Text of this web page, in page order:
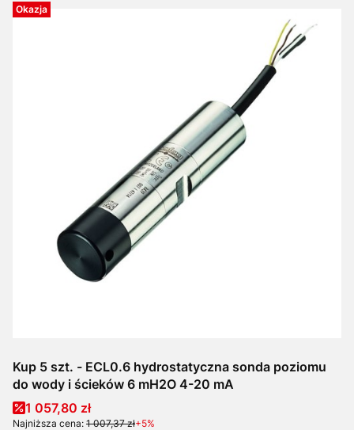
Okazja
Kup 5 szt. - ECL0.6 hydrostatyczna sonda poziomu
do wody i ścieków 6 mH2O 4-20 mA
Cena promocyjna
1 057,80 zł
Najniższa cena: 1 007,37 zł+5%